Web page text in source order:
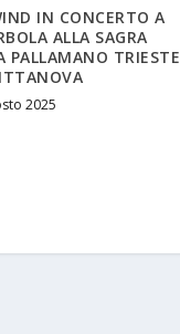
IN CONCERTO A
ALLA SAGRA
PALLAMANO TRIESTE
2025